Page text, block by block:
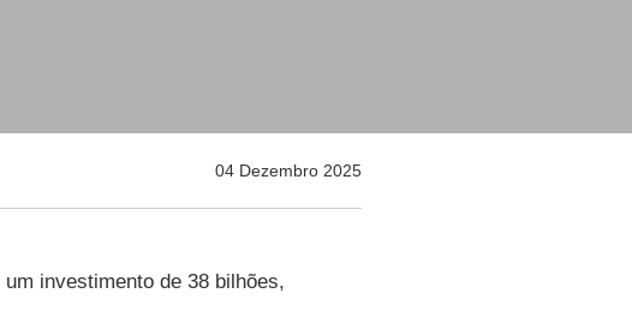
04 Dezembro 2025
investimento de 38 bilhões,